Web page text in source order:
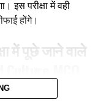
इस परीक्षा में वही
होंगे।
में पूछे जाने वाले